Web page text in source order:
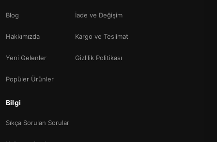
Blog
Hakkımızda
Yeni Gelenler
Popüler Ürünler
İade ve Değişim
Kargo ve Teslimat
Gizlilik Politikası
Bilgi
Sıkça Sorulan Sorular